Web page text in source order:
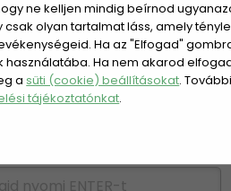
ne kelljen mindig beírnod
csak olyan tartalmat láss, amely
Ha az "Elfogad"
Ha nem akarod
asüti (cookie) beállításokat.
tájékoztatónkat.
BELÉPÉS
HETI AJÁNLAT
NÉPSZERŰ